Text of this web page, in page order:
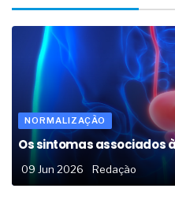
NORMALIZAÇÃO
Os sintomas associados
09 Jun 2026 Redação